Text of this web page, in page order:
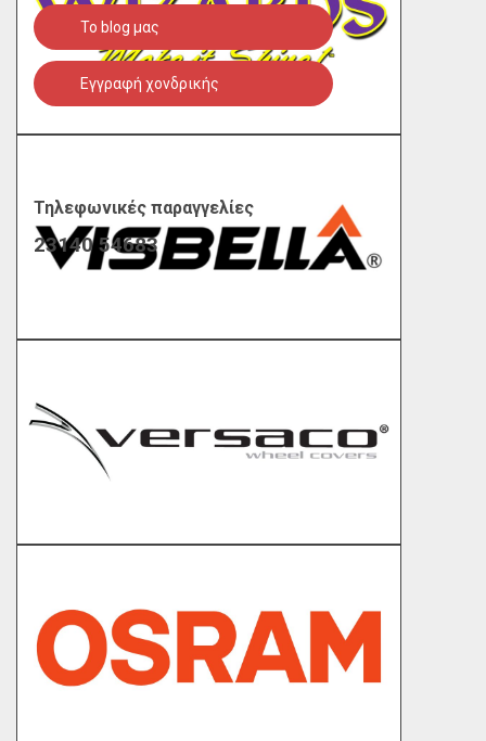
To blog μας
Εγγραφή χονδρικής
Τηλεφωνικές παραγγελίες
23140 54683